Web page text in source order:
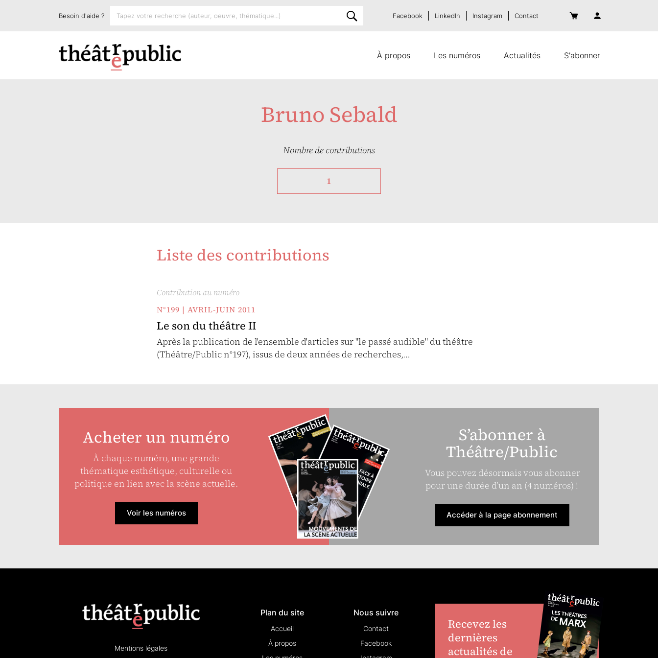
À propos Les numéros Actualités S'abonner
Besoin d'aide ? Facebook LinkedIn Instagram Contact
Bruno Sebald
Nombre de contributions
1
Liste des contributions
Contribution au numéro
N°199 | AVRIL-JUIN 2011
Le son du théâtre II
Après la publication de l'ensemble d'articles sur "le passé audible" du théâtre
(Théâtre/Public n°197), issus de deux années de recherches,…
Acheter un numéro
À chaque numéro, une grande
thématique esthétique, culturelle ou
politique en lien avec la scène actuelle.
Voir les numéros
S’abonner à
Théâtre/Public
Vous pouvez désormais vous abonner
pour une durée d’un an (4 numéros) !
Accéder à la page abonnement
Mentions légales
Plan du site
Accueil
À propos
Nous suivre
Contact
Facebook
Recevez les
dernières
actualités de